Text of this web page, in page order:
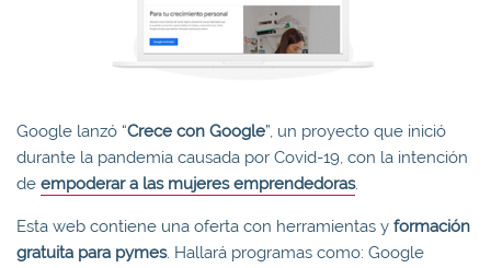
Google lanzó “Crece con Google”, un proyecto que inició
durante la pandemia causada por Covid-19, con la intención
de empoderar a las mujeres emprendedoras.
Esta web contiene una oferta con herramientas y formación
gratuita para pymes. Hallará programas como: Google